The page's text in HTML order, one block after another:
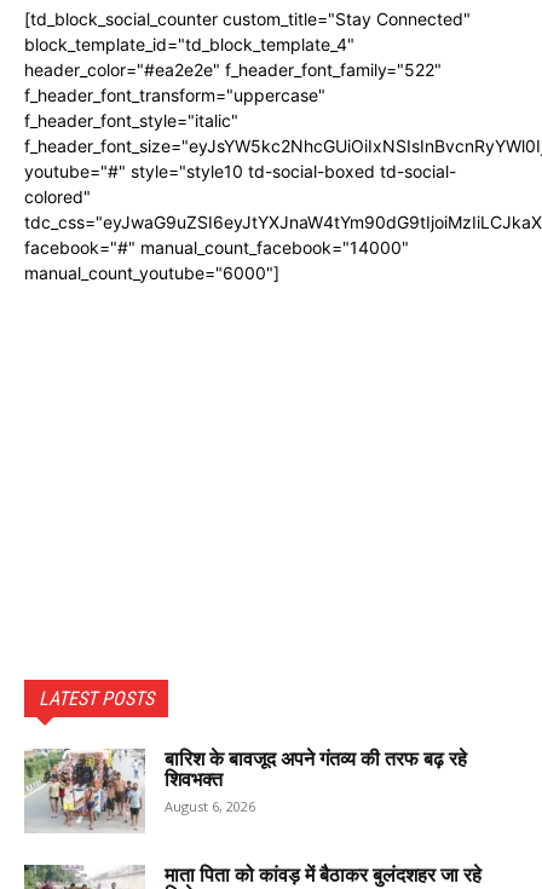
[td_block_social_counter custom_title="Stay Connected"
block_template_id="td_block_template_4"
header_color="#ea2e2e" f_header_font_family="522"
f_header_font_transform="uppercase"
f_header_font_style="italic"
youtube="#" style="style10 td-social-boxed td-social-
colored"
facebook="#" manual_count_facebook="14000"
manual_count_youtube="6000"]
LATEST POSTS
बारिश के बावजूद अपने गंतव्य की तरफ बढ़ रहे
शिवभक्त
August 6, 2026
माता पिता को कांवड़ में बैठाकर बुलंदशहर जा रहे